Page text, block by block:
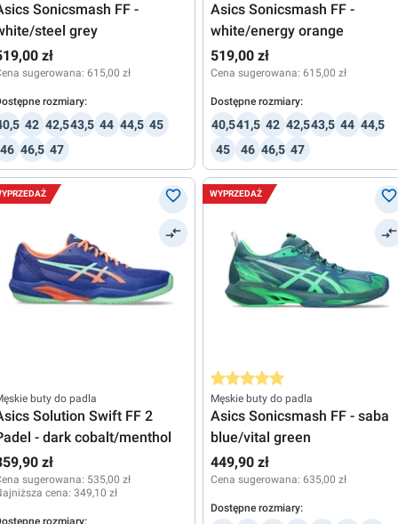
Sonicsmash FF -
steel grey
zł
sugerowana: 615,00 zł
rozmiary:
42 42,543,5 44 44,5 45
46 46,5 47
Asics Sonicsmash FF -
white/energy orange
519,00 zł
Cena sugerowana: 615,00 zł
Dostępne rozmiary:
40,541,5 42 42,543,5 44 44,5
45
46 46,5 47
buty do padla
Solution Swift FF 2
- dark cobalt/menthol
zł
sugerowana: 535,00 zł
cena: 349,10 zł
rozmiary:
WYPRZEDAŻ
Średnia ocena 5 z 5 gwiazdek
Męskie buty do padla
Asics Sonicsmash FF - saba
blue/vital green
449,90 zł
Cena sugerowana: 635,00 zł
Dostępne rozmiary: